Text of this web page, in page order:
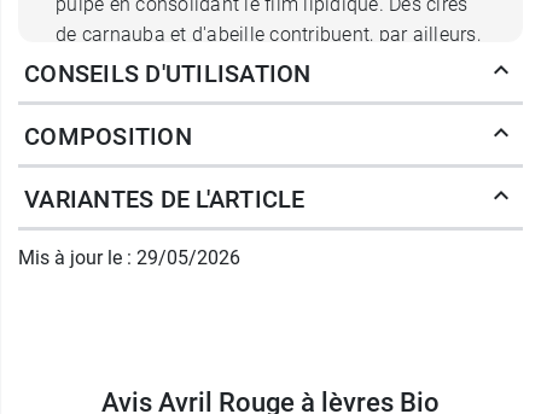
de carnauba et d'abeille contribuent, par ailleurs,
ànourrir en profondeur pour une action
de leur côté,apaisent les irritations
effets du vieillissement par leur nature
antioxydante naturelle. Vos lèvres sont
hydratées, protégées et renforcées.
D'une texture crémeuse, le rouge à lèvres bio
CONSEILS D'UTILISATION
COMPOSITION
VARIANTES DE L'ARTICLE
Mis à jour le : 29/05/2026
Avis Avril Rouge à lèvres Bio